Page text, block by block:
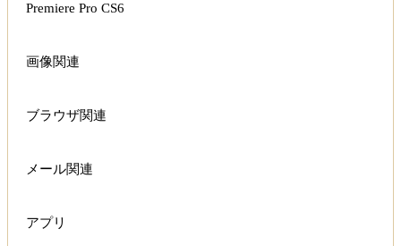
Premiere Pro CS6
画像関連
ブラウザ関連
メール関連
アプリ